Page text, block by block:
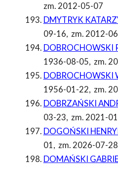
zm. 2012-05-07
DMYTRYK
09-16, zm. 2012-
DOBROCHOWSKI
1936-08-05, zm.
DOBROCHOWSKI
1956-01-22, zm.
DOBRZAŃSKI
03-23, zm. 2021-
DOGOŃSKI
01, zm. 2026-07-28
DOMAŃSKI